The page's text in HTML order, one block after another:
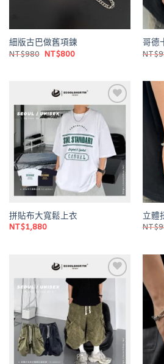
細版古巴做舊項鍊
NT$980 原
NT$800目
NT$800。
哥德
NT$
wishlist
拼貼布大寬鬆上衣
NT$1,880
立體
NT$
Add to
wishlist